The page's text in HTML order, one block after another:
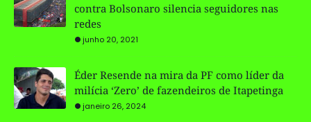
contra Bolsonaro silencia seguidores nas
redes
junho 20, 2021
Éder Resende na mira da PF como líder da
milícia ‘Zero’ de fazendeiros de Itapetinga
janeiro 26, 2024